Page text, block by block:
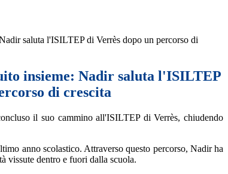
saluta l'ISILTEP di Verrès dopo un percorso di
insieme: Nadir saluta l'ISILTEP
di crescita
il suo cammino all'ISILTEP di Verrès, chiudendo
anno scolastico. Attraverso questo percorso, Nadir ha
vissute dentro e fuori dalla scuola.